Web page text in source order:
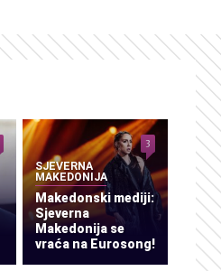
SJEVERNA
MAKEDONIJA
Makedonski mediji:
Sjeverna
Makedonija se
vraća na Eurosong!
3